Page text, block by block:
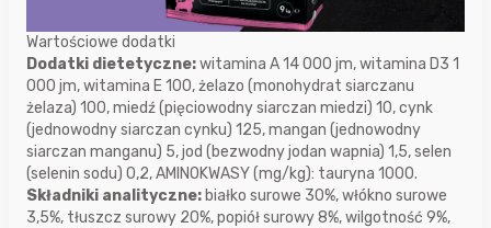
Wartościowe dodatki
Dodatki dietetyczne:witamina A 14 000 jm, witamina D3 1
000 jm, witamina E 100, żelazo (monohydrat siarczanu
żelaza) 100, miedź (pięciowodny siarczan miedzi) 10, cynk
(jednowodny siarczan cynku) 125, mangan (jednowodny
siarczan manganu) 5, jod (bezwodny jodan wapnia) 1,5, selen
(selenin sodu) 0,2, AMINOKWASY (mg/kg): tauryna 1000.
Składniki analityczne: białko surowe 30%, włókno surowe
3,5%, tłuszcz surowy 20%, popiół surowy 8%, wilgotność 9%,